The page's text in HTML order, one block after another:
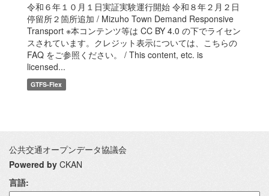
令和６年１０月１日実証実験運行開始 令和８年２月２日
停留所２箇所追加 / Mizuho Town Demand Responsive
Transport ※本コンテンツ等は CC BY 4.0 の下でライセン
スされています。クレジット表示については、こちらの
FAQ をご参照ください。 / This content, etc. is
licensed...
GTFS-Flex
公共交通オープンデータ協議会
Powered by CKAN
言語